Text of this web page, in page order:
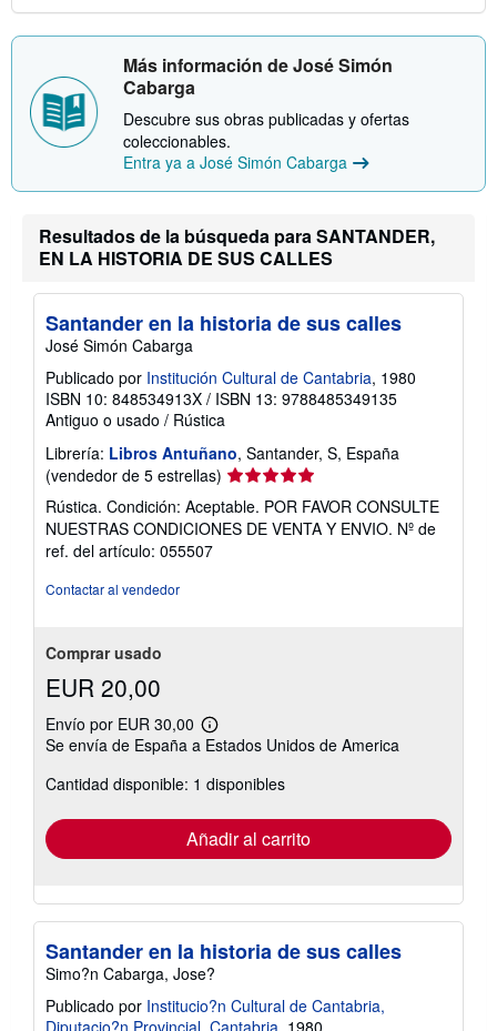
í
o
Más información de José Simón
Cabarga
Descubre sus obras publicadas y ofertas
coleccionables.
Entra ya a José Simón Cabarga
Resultados de la búsqueda para SANTANDER,
EN LA HISTORIA DE SUS CALLES
Santander en la historia de sus calles
José Simón Cabarga
Publicado por Institución Cultural de Cantabria, 1980
ISBN 10: 848534913X / ISBN 13: 9788485349135
Antiguo o usado / Rústica
Librería: Libros Antuñano, Santander, S, España
(vendedor de 5 estrellas) Calificación
del
vendedor:
5
Rústica. Condición: Aceptable. POR FAVOR CONSULTE
NUESTRAS CONDICIONES DE VENTA Y ENVIO. Nº de
ref. del artículo: 055507
Contactar al vendedor
Comprar usado
EUR 20,00
Envío por EUR 30,00
Más
información
las
tarifas
envío
Se envía de España a Estados Unidos de America
Cantidad disponible: 1 disponibles
Añadir al carrito
Santander en la historia de sus calles
Simo?n Cabarga, Jose?
Publicado por Institucio?n Cultural de Cantabria,